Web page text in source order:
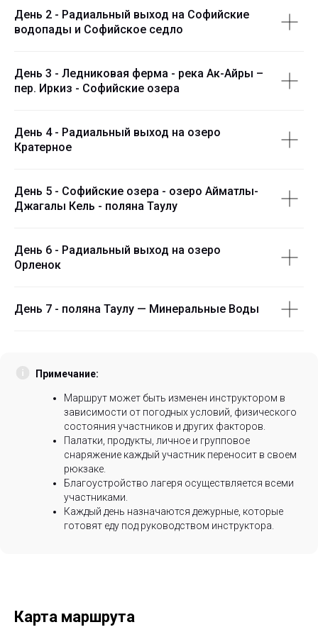
День 2 - Радиальный выход на Софийские
водопады и Софийское седло
День 3 - Ледниковая ферма - река Ак-Айры –
пер. Иркиз - Софийские озера
День 4 - Радиальный выход на озеро
Кратерное
День 5 - Софийские озера - озеро Айматлы-
Джагалы Кель - поляна Таулу
День 6 - Радиальный выход на озеро
Орленок
День 7 - поляна Таулу — Минеральные Воды
Примечание:
Маршрут может быть изменен инструктором в
зависимости от погодных условий, физического
состояния участников и других факторов.
Палатки, продукты, личное и групповое
снаряжение каждый участник переносит в своем
рюкзаке.
Благоустройство лагеря осуществляется всеми
участниками.
Каждый день назначаются дежурные, которые
готовят еду под руководством инструктора.
Карта маршрута